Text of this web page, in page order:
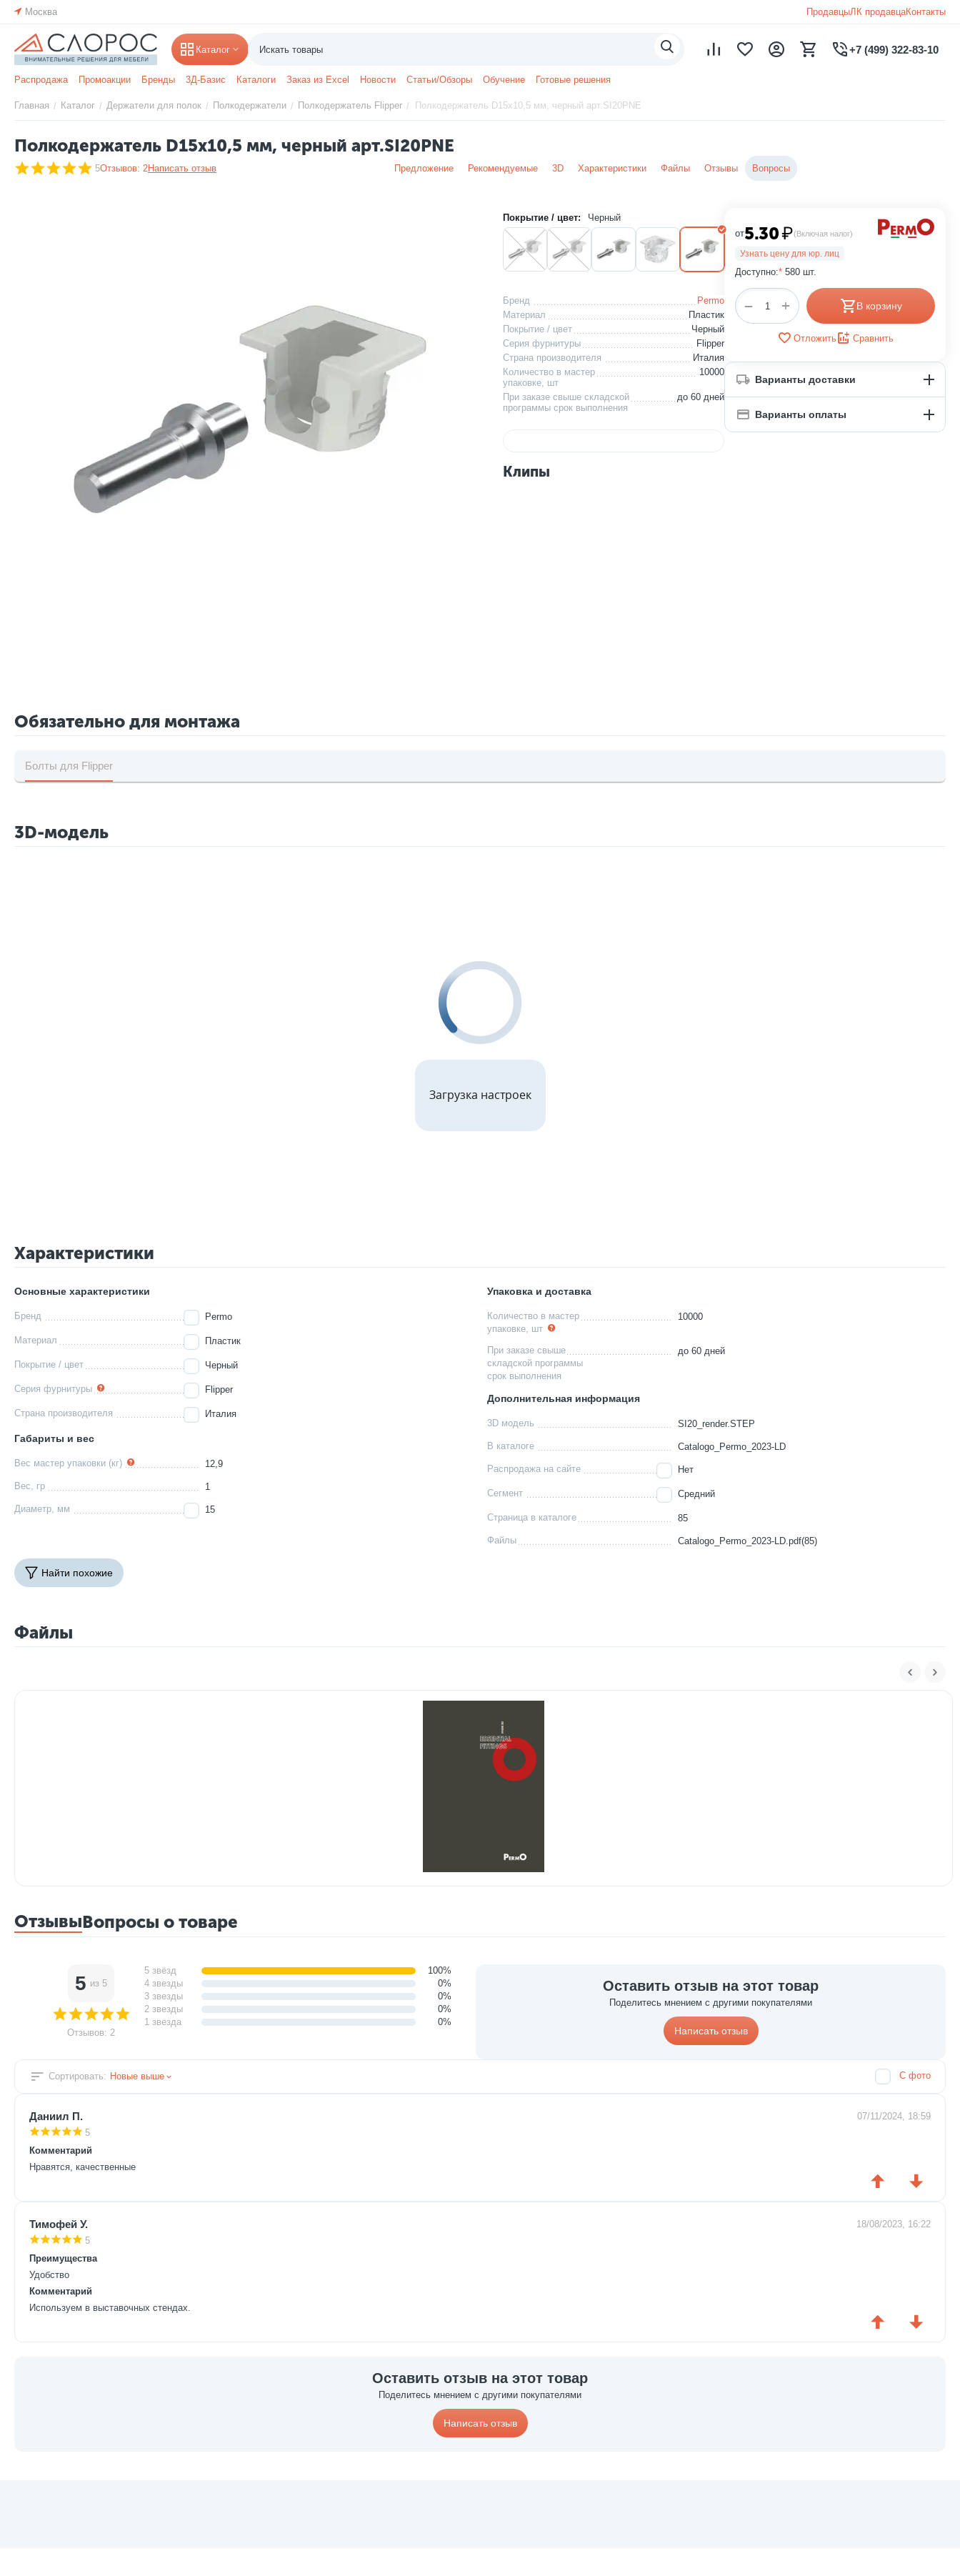
Москва ПродавцыЛК продавцаКонтакты
Каталог +7 (499) 322-83-10
Распродажа Промоакции Бренды 3Д-Базис Каталоги Заказ из Excel Новости Статьи/Обзоры Обучение Готовые решения
Главная / Каталог / Держатели для полок / Полкодержатели / Полкодержатель Flipper / Полкодержатель D15х10,5 мм, черный арт.SI20PNE
Полкодержатель D15х10,5 мм, черный арт.SI20PNE
5Отзывов: 2Написать отзыв Предложение Рекомендуемые 3D Характеристики Файлы Отзывы Вопросы
Покрытие / цвет: Черный
Бренд
Permo
Материал
Пластик
Покрытие / цвет
Черный
Серия фурнитуры
Flipper
Страна производителя
Италия
Количество в мастер
упаковке, шт
10000
При заказе свыше складской
программы срок выполнения
до 60 дней
Клипы
от5.30₽(Включая налог)
Узнать цену для юр. лиц
Доступно:* 580 шт.
+
− В корзину
Отложить Сравнить
Варианты доставки
Варианты оплаты
Обязательно для монтажа
Болты для Flipper
3D-модель
Загрузка настроек
Характеристики
Основные характеристики
Бренд Permo
Материал Пластик
Покрытие / цвет Черный
Серия фурнитуры Flipper
Страна производителя Италия
Габариты и вес
Вес мастер упаковки (кг) 12,9
Вес, гр 1
Диаметр, мм 15
Упаковка и доставка
Количество в мастер
упаковке, шт
10000
При заказе свыше
складской программы
срок выполнения
до 60 дней
Дополнительная информация
3D модель SI20_render.STEP
В каталоге Catalogo_Permo_2023-LD
Распродажа на сайте Нет
Сегмент Средний
Страница в каталоге 85
Файлы Catalogo_Permo_2023-LD.pdf(85)
Найти похожие
Файлы
ОтзывыВопросы о товаре
Оставить отзыв на этот товар
Поделитесь мнением с другими покупателями
Написать отзыв
5 из 5
Отзывов: 2
5 звёзд
100%
4 звезды
0%
3 звезды
0%
2 звезды
0%
1 звезда
0%
Сортировать: Новые выше С фото
Даниил П.
07/11/2024, 18:59
5
Комментарий
Нравятся, качественные
Тимофей У.
18/08/2023, 16:22
5
Преимущества
Удобство
Комментарий
Используем в выставочных стендах.
Оставить отзыв на этот товар
Поделитесь мнением с другими покупателями
Написать отзыв